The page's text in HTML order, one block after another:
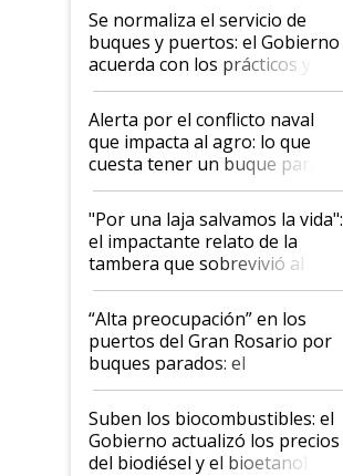
Se normaliza el servicio de
buques y puertos: el Gobierno
acuerda con los prácticos y
suspende el decreto de
desregulación
Alerta por el conflicto naval
que impacta al agro: lo que
cuesta tener un buque parado
y el peligro de que Argentina
pase a ser "país sucio"
"Por una laja salvamos la vida":
el impactante relato de la
tambera que sobrevivió al
tornado
“Alta preocupación” en los
puertos del Gran Rosario por
buques parados: el
funcionamiento de las
exportadoras en tensión tras
la medida de fuerza de los
prácticos
Suben los biocombustibles: el
Gobierno actualizó los precios
del biodiésel y el bioetanol